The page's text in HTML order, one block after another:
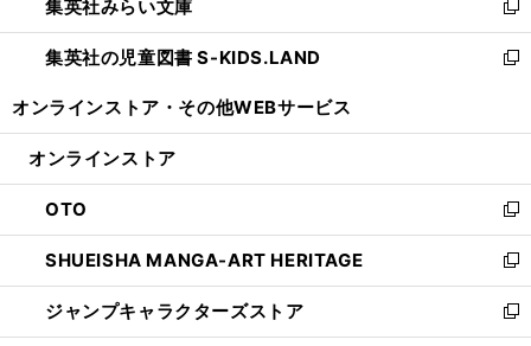
く
で
開
く
ド
ウ
で
ィ
ン
ド
開
集英社みらい文庫
新
し
い
ン
ウ
で
開
く
集英社の児童図書 S-KIDS.LAND
新
ウ
ン
ド
ウ
で
開
く
オンラインストア・ その他WEBサービス
オンラインストア
OTO
新
し
い
ウ
ィ
ン
SHUEISHA MANGA-ART HERITAGE
新
し
い
ウ
ジャンプキャラクターズストア
新
し